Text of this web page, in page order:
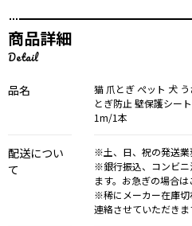
商品詳細
Detail
品名
猫 爪とぎ ぺット 犬
とぎ防止 壁保護シー
1m/1本
配送につい
て
※土、日、祝の発送業
※銀行振込、コンビニ
ます。お急ぎの場合は
※稀にメーカー在庫切
連絡させていただきま